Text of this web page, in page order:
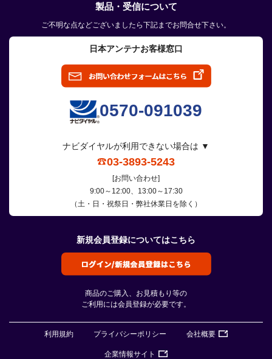
製品・受信について
ご不明な点などございましたら下記までお問合せ下さい。
日本アンテナお客様窓口
0570-091039
ナビダイヤルが利用できない場合は ▼
03-3893-5243
[お問い合わせ]
9:00～12:00、13:00～17:30
（土・日・祝祭日・弊社休業日を除く）
新規会員登録についてはこちら
商品のご購入、お見積もり等の
ご利用には会員登録が必要です。
利用規約 プライバシーポリシー 会社概要
企業情報サイト